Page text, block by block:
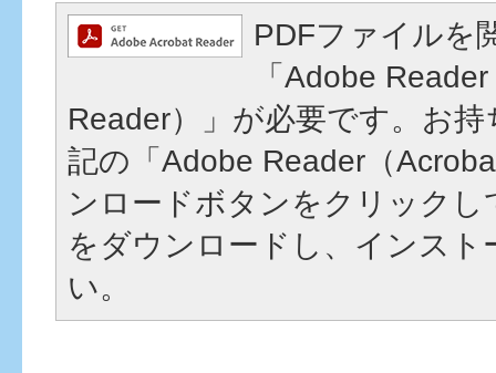
PDFファイルを
「Adobe
Reader）」が必要です。お
記の「Adobe Reader（
ンロードボタンをクリック
をダウンロードし、インスト
い。